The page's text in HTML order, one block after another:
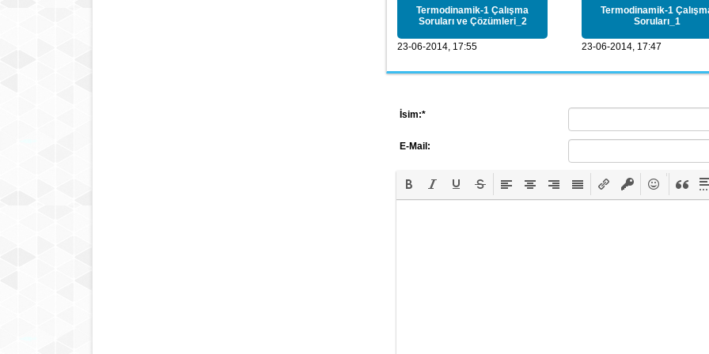
Termodinamik-1 Çalışma
Soruları ve Çözümleri_2
23-06-2014, 17:55
Termodinamik-1
Soruları_1
23-06-2014, 17:47
İsim:*
E-Mail: